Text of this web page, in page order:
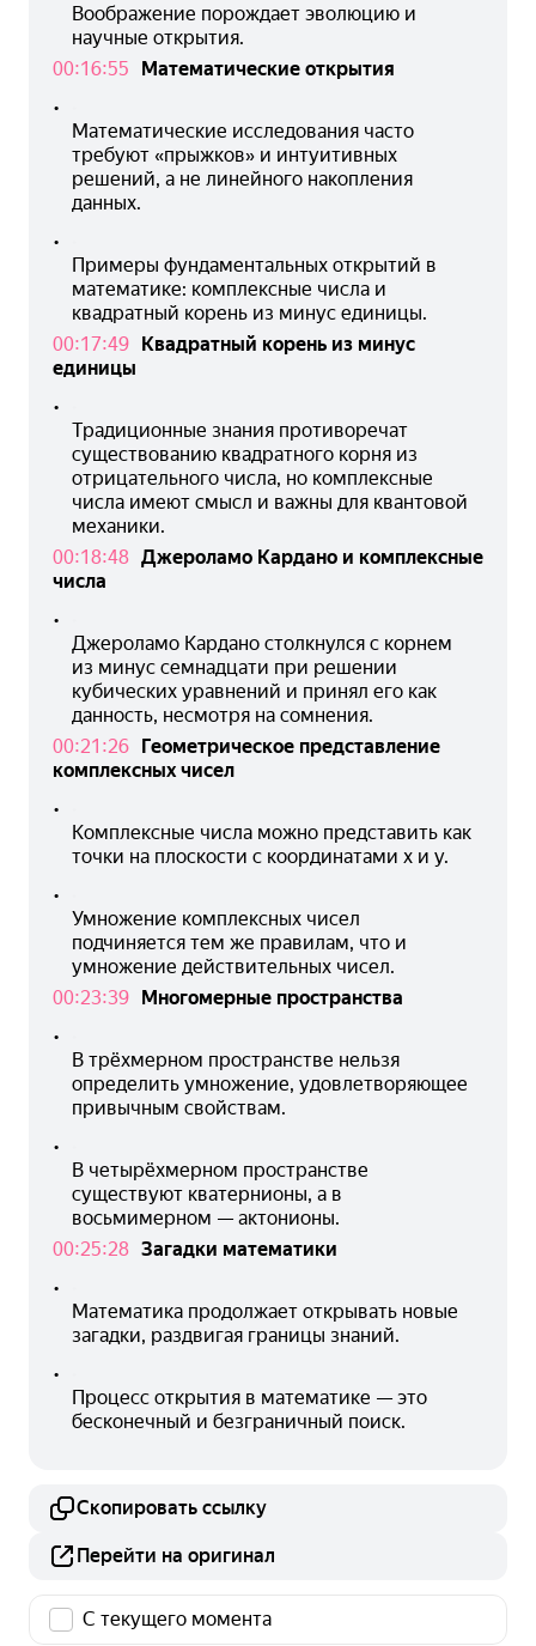
Воображение порождает эволюцию и
научные открытия.
00:16:55
Математические открытия
Математические исследования часто
требуют «прыжков» и интуитивных
решений, а не линейного накопления
данных.
Примеры фундаментальных открытий в
математике: комплексные числа и
квадратный корень из минус единицы.
00:17:49 Квадратный корень из минус
единицы
Традиционные знания противоречат
существованию квадратного корня из
отрицательного числа, но комплексные
числа имеют смысл и важны для квантовой
механики.
00:18:48 Джероламо Кардано и комплексные
числа
Джероламо Кардано столкнулся с корнем
из минус семнадцати при решении
кубических уравнений и принял его как
данность, несмотря на сомнения.
00:21:26 Геометрическое представление
комплексных чисел
Комплексные числа можно представить как
точки на плоскости с координатами x и y.
Умножение комплексных чисел
подчиняется тем же правилам, что и
умножение действительных чисел.
00:23:39 Многомерные пространства
В трёхмерном пространстве нельзя
определить умножение, удовлетворяющее
привычным свойствам.
В четырёхмерном пространстве
существуют кватернионы, а в
восьмимерном — актонионы.
00:25:28 Загадки математики
Математика продолжает открывать новые
загадки, раздвигая границы знаний.
Процесс открытия в математике — это
бесконечный и безграничный поиск.
Скопировать ссылку
Перейти на оригинал
С текущего момента